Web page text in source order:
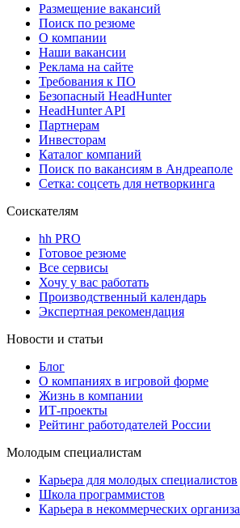
Размещение вакансий
Поиск по резюме
О компании
Наши вакансии
Реклама на сайте
Требования к ПО
Безопасный HeadHunter
HeadHunter API
Партнерам
Инвесторам
Каталог компаний
Поиск по вакансиям в Андреаполе
Сетка: соцсеть для нетворкинга
Соискателям
hh PRO
Готовое резюме
Все сервисы
Хочу у вас работать
Производственный календарь
Экспертная рекомендация
Новости и статьи
Блог
О компаниях в игровой форме
Жизнь в компании
ИТ-проекты
Рейтинг работодателей России
Молодым специалистам
Карьера для молодых специалистов
Школа программистов
Карьера в некоммерческих